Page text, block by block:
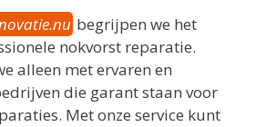
begrijpen we het
nokvorst reparatie.
alleen met ervaren en
die garant staan voor
Met onze service kunt